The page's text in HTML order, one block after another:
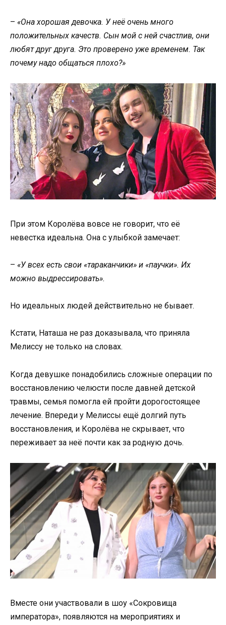
– «Она хорошая девочка. У неё очень много
положительных качеств. Сын мой с ней счастлив, они
любят друг друга. Это проверено уже временем. Так
почему надо общаться плохо?»
При этом Королёва вовсе не говорит, что её
невестка идеальна. Она с улыбкой замечает:
– «У всех есть свои «тараканчики» и «паучки». Их
можно выдрессировать».
Но идеальных людей действительно не бывает.
Кстати, Наташа не раз доказывала, что приняла
Мелиссу не только на словах.
Когда девушке понадобились сложные операции по
восстановлению челюсти после давней детской
травмы, семья помогла ей пройти дорогостоящее
лечение. Впереди у Мелиссы ещё долгий путь
восстановления, и Королёва не скрывает, что
переживает за неё почти как за родную дочь.
Вместе они участвовали в шоу «Сокровища
императора», появляются на мероприятиях и